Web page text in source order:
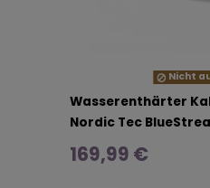
Nicht
Wasserenthärter
Nordic Tec
169,99 €